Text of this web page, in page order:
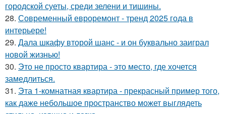
городской суеты, среди зелени и тишины.
28. Современный евроремонт - тренд 2025 года в
интерьере!
29. Дала шкафу второй шанс - и он буквально заиграл
новой жизнью!
30. Это не просто квартира - это место, где хочется
замедлиться.
31. Эта 1-комнатная квартира - прекрасный пример того,
как даже небольшое пространство может выглядеть